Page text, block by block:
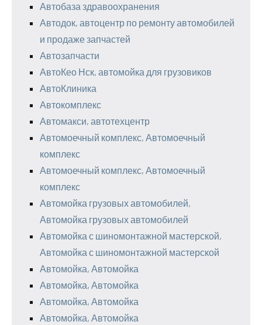
Автобаза здравоохранения
Автодок, автоцентр по ремонту автомобилей
и продаже запчастей
Автозапчасти
АвтоКео Нск, автомойка для грузовиков
АвтоКлиника
Автокомплекс
Автомакси, автотехцентр
Автомоечный комплекс, Автомоечный
комплекс
Автомоечный комплекс, Автомоечный
комплекс
Автомойка грузовых автомобилей,
Автомойка грузовых автомобилей
Автомойка с шиномонтажной мастерской,
Автомойка с шиномонтажной мастерской
Автомойка, Автомойка
Автомойка, Автомойка
Автомойка, Автомойка
Автомойка, Автомойка